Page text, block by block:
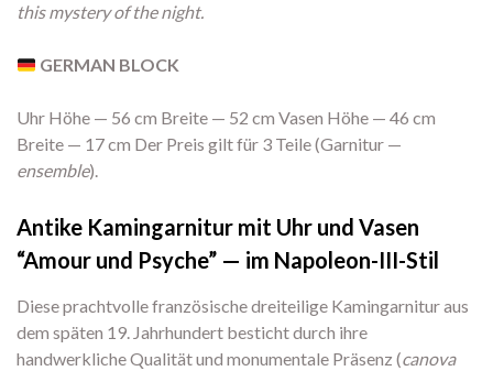
this mystery of the night.
GERMAN BLOCK
Uhr Höhe — 56 cm Breite — 52 cm Vasen Höhe — 46 cm
Breite — 17 cm Der Preis gilt für 3 Teile (Garnitur —
ensemble).
Antike Kamingarnitur mit Uhr und Vasen
“Amour und Psyche” — im Napoleon-III-Stil
Diese prachtvolle französische dreiteilige Kamingarnitur aus
dem späten 19. Jahrhundert besticht durch ihre
handwerkliche Qualität und monumentale Präsenz (canova